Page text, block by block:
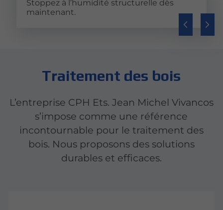
Stoppez à l’humidité structurelle dès
maintenant.
Traitement des bois
L’entreprise CPH Ets. Jean Michel Vivancos
s’impose comme une référence
incontournable pour le traitement des
bois. Nous proposons des solutions
durables et efficaces.